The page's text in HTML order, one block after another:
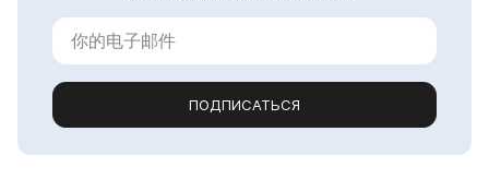
ПОДПИСАТЬСЯ